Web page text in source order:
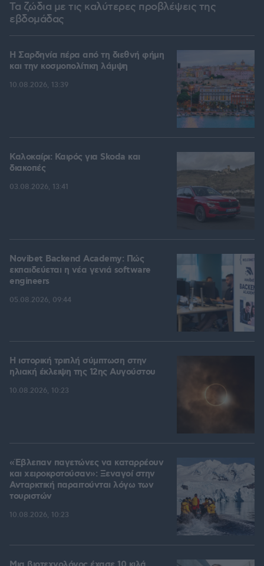
Τα ζώδια με τις καλύτερες προβλέψεις της
εβδομάδας
Η Σαρδηνία πέρα από τη διεθνή φήμη
και την κοσμοπολίτικη λάμψη
10.08.2026, 13:39
Καλοκαίρι: Καιρός για Skoda και
διακοπές
03.08.2026, 13:41
Novibet Backend Academy: Πώς
εκπαιδεύεται η νέα γενιά software
engineers
05.08.2026, 09:44
Η ιστορική τριπλή σύμπτωση στην
ηλιακή έκλειψη της 12ης Αυγούστου
10.08.2026, 10:23
«Έβλεπαν παγετώνες να καταρρέουν
και χειροκροτούσαν»: Ξεναγοί στην
Ανταρκτική παραιτούνται λόγω των
τουριστών
10.08.2026, 10:23